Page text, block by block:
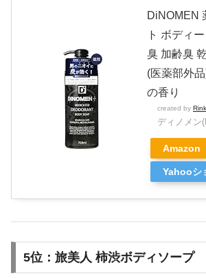
DiNOMEN
ト ボディ
臭 加齢臭
(医薬部外
の香り
created by
ディノメン
Amazon
Yahooシ
5位：旅美人 柿渋ボディソープ